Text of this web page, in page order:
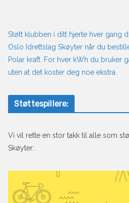
Støtt klubben i ditt hjerte hver gang
Oslo Idrettslag Skøyter når du
Polar kraft. For hver kWh du bruker
uten at det koster deg noe ekstra.
Støttespillere:
Vi vil rette en stor takk til alle som
Skøyter: